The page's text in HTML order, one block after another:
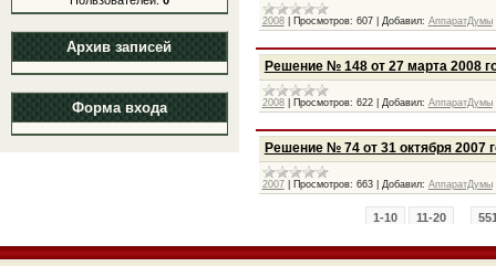
Архив записей
Форма входа
2008| Просмотров: 607| Добавил: АппаратДумы
Решение № 148 от 27 марта 2008
2008| Просмотров: 622| Добавил: АппаратДумы
Решение № 74 от 31 октября 2007
2007| Просмотров: 663| Добавил: АппаратДумы
1-10 11-20